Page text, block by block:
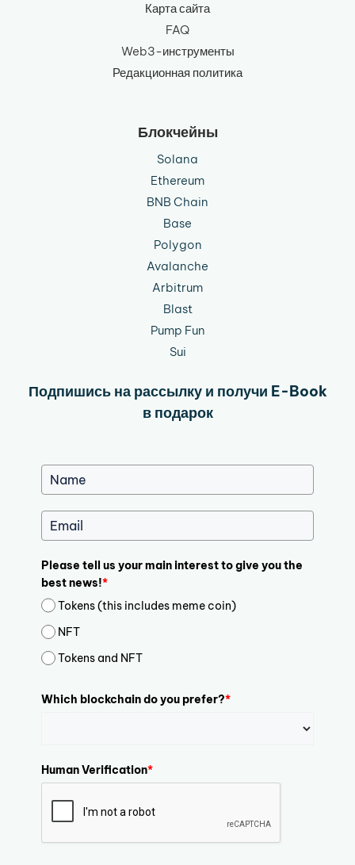
Карта сайта
FAQ
Web3-инструменты
Редакционная политика
Блокчейны
Solana
Ethereum
BNB Chain
Base
Polygon
Avalanche
Arbitrum
Blast
Pump Fun
Sui
Подпишись на рассылку и получи E-Book
в подарок
Please tell us your main interest to give you the
best news!*
Tokens (this includes meme coin)
NFT
Tokens and NFT
Which blockchain do you prefer?*
Human Verification*